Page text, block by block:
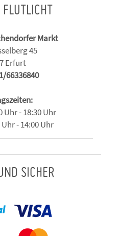
Markt
45
Erfurt
66336840
Uhr - 18:30 Uhr
- 14:00 Uhr
SICHER